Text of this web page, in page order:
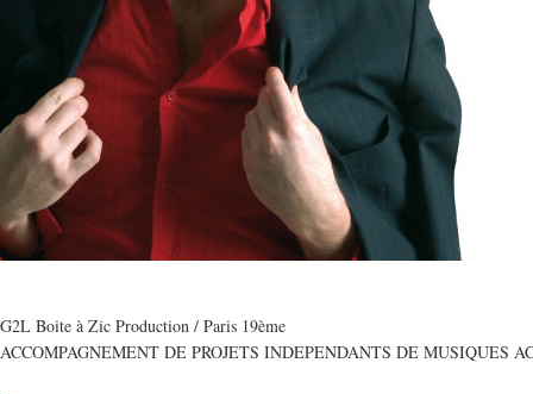
G2L Boite à Zic Production / Paris 19ème
ACCOMPAGNEMENT DE PROJETS INDEPENDANTS DE MUSIQUES